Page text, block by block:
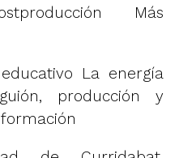
Más
La energía
producción y